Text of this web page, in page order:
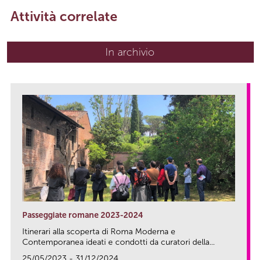
Attività correlate
In archivio
Passeggiate romane 2023-2024
Itinerari alla scoperta di Roma Moderna e
Contemporanea ideati e condotti da curatori della...